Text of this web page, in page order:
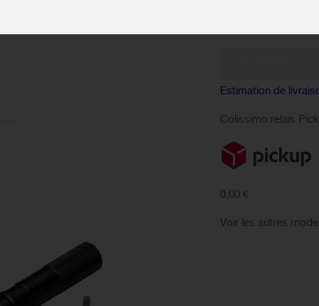
Estimation de
Colissimo relais
0,00 €
Voir les autres